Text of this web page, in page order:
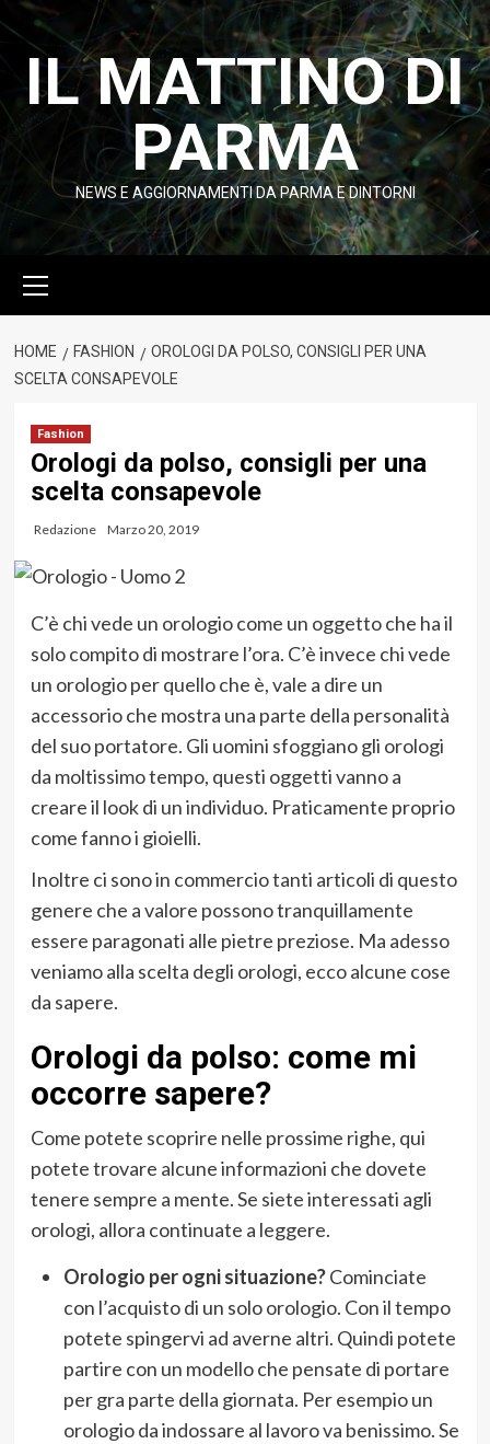
contenuto
IL MATTINO DI
PARMA
NEWS E AGGIORNAMENTI DA PARMA E DINTORNI
principale
HOME FASHION
OROLOGI DA POLSO, CONSIGLI PER UNA
SCELTA CONSAPEVOLE
Fashion
Orologi da polso, consigli per una
scelta consapevole
Redazione Marzo 20, 2019
C’è chi vede un orologio come un oggetto che ha il
solo compito di mostrare l’ora. C’è invece chi vede
un orologio per quello che è, vale a dire un
accessorio che mostra una parte della personalità
del suo portatore. Gli uomini sfoggiano gli orologi
da moltissimo tempo, questi oggetti vanno a
creare il look di un individuo. Praticamente proprio
come fanno i gioielli.
Inoltre ci sono in commercio tanti articoli di questo
genere che a valore possono tranquillamente
essere paragonati alle pietre preziose. Ma adesso
veniamo alla scelta degli orologi, ecco alcune cose
da sapere.
Orologi da polso: come mi
occorre sapere?
Come potete scoprire nelle prossime righe, qui
potete trovare alcune informazioni che dovete
tenere sempre a mente. Se siete interessati agli
orologi, allora continuate a leggere.
Orologio per ogni situazione?Cominciate
con l’acquisto di un solo orologio. Con il tempo
potete spingervi ad averne altri. Quindi potete
partire con un modello che pensate di portare
per gra parte della giornata. Per esempio un
orologio da indossare al lavoro va benissimo. Se